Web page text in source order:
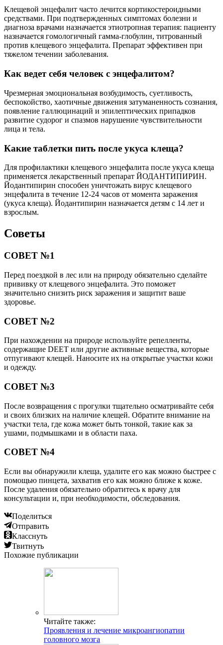
Клещевой энцефалит часто лечится кортикостероидными
средствами. При подтвержденных симптомах болезни и
диагноза врачами назначается этиотропная терапия: пациенту
назначается гомологичный гамма-глобулин, титрованный
против клещевого энцефалита. Препарат эффективен при
тяжелом течении заболевания.
Как ведет себя человек с энцефалитом?
Чрезмерная эмоциональная возбудимость, суетливость,
беспокойство, хаотичные движения затуманенность сознания,
появление галлюцинаций и эпилептических припадков
развитие судорог и спазмов нарушение чувствительности
лица и тела.
Какие таблетки пить после укуса клеща?
Для профилактики клещевого энцефалита после укуса клеща
применяется лекарственный препарат ЙОДАНТИПИРИН.
Йодантипирин способен уничтожать вирус клещевого
энцефалита в течение 12-24 часов от момента заражения
(укуса клеща). Йодантипирин назначается детям с 14 лет и
взрослым.
Советы
СОВЕТ №1
Перед поездкой в лес или на природу обязательно сделайте
прививку от клещевого энцефалита. Это поможет
значительно снизить риск заражения и защитит ваше
здоровье.
СОВЕТ №2
При нахождении на природе используйте репелленты,
содержащие DEET или другие активные вещества, которые
отпугивают клещей. Наносите их на открытые участки кожи
и одежду.
СОВЕТ №3
После возвращения с прогулки тщательно осматривайте себя
и своих близких на наличие клещей. Обратите внимание на
участки тела, где кожа может быть тонкой, такие как за
ушами, подмышками и в области паха.
СОВЕТ №4
Если вы обнаружили клеща, удалите его как можно быстрее с
помощью пинцета, захватив его как можно ближе к коже.
После удаления обязательно обратитесь к врачу для
консультации и, при необходимости, обследования.
Поделиться
Отправить
Класснуть
Твитнуть
Похожие публикации
Читайте также:
Проявления и лечение микроангиопатии
головного мозга